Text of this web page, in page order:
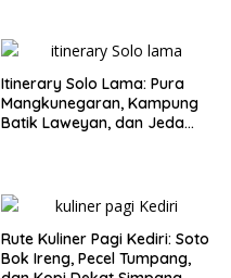
Itinerary Solo Lama: Pura
Mangkunegaran, Kampung
Batik Laweyan, dan Jeda
Rute Kuliner Pagi Kediri: Soto
Bok Ireng, Pecel Tumpang,